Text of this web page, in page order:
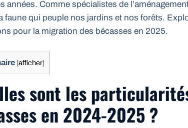
années. Comme spécialistes de
faune qui peuple nos jardins et nos forêts.
pour la migration des bécasses en 2025.
[afficher]
sont les
en 2024-2025 ?